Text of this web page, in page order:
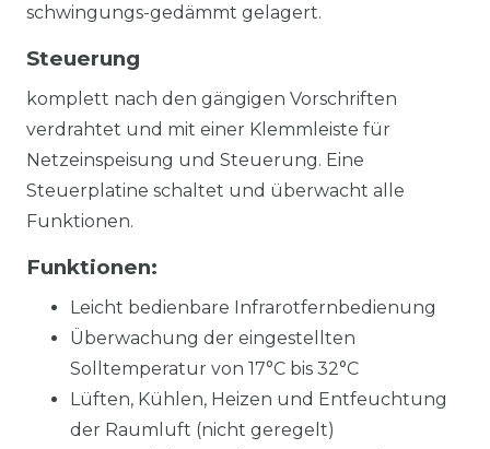
schwingungs-gedämmt gelagert.
Steuerung
komplett nach den gängigen Vorschriften
verdrahtet und mit einer Klemmleiste für
Netzeinspeisung und Steuerung. Eine
Steuerplatine schaltet und überwacht alle
Funktionen.
Funktionen:
Leicht bedienbare Infrarotfernbedienung
Überwachung der eingestellten
Solltemperatur von 17°C bis 32°C
Lüften, Kühlen, Heizen und Entfeuchtung
der Raumluft (nicht geregelt)